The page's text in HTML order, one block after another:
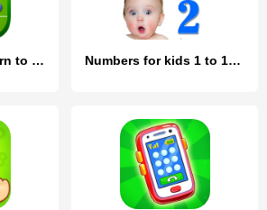
LetterSchool - Learn to Write Numbers for kids 1 to 10 Math